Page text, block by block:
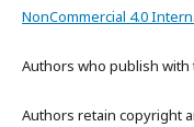
NonCommercial 4.0
Authors who publish
Authors retain copyright